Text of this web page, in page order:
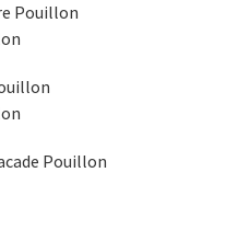
Pouillon
Pouillon